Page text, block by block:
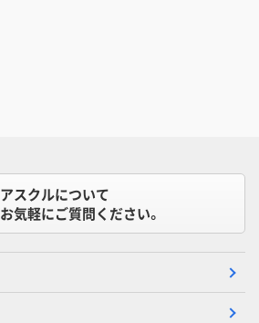
アスクルについて
お気軽にご質問ください。